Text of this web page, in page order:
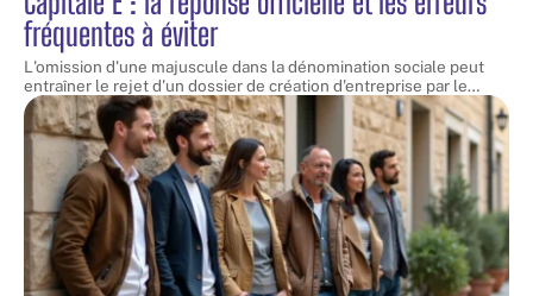
fréquentes à éviter
L'omission d'une majuscule dans la dénomination sociale peut
entraîner le rejet d'un dossier de création d'entreprise par le…